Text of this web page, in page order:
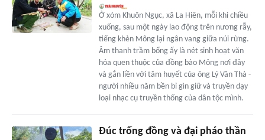
Ở xóm Khuôn Ngục, xã La Hiên, mỗi khi chiều
xuống, sau một ngày lao động trên nương rẫy,
tiếng khèn Mông lại ngân vang giữa núi rừng.
Âm thanh trầm bổng ấy là nét sinh hoạt văn
hóa quen thuộc của đồng bào Mông nơi đây
và gắn liền với tâm huyết của ông Lý Văn Thà -
người nhiều năm bền bỉ gìn giữ và truyền dạy
loại nhạc cụ truyền thống của dân tộc mình.
Đúc trống đồng và đại pháo thần